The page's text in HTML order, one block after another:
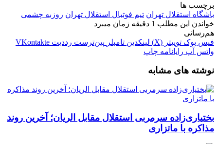
برچسب ها
باشگاه استقلال تهران تیم فوتبال استقلال تهران روزبه چشمی
خواندن این مطلب 1 دقیقه زمان میبرد
هم‌رسانی
فیس بوک توییتر (X) لینکدین ‫تامبلر ‫پین‌ترست ‫رددیت ‫VKontakte
واتس آپ رایانامه چاپ
نوشته های مشابه
بختیاری‌زاده سرمربی استقلال مقابل الریان؛ آخرین روند
مذاکره با ماتزاری